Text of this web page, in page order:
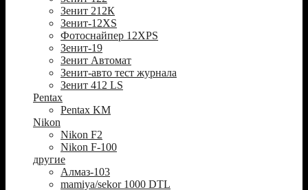
Зенит 212К
Зенит-12XS
Фотоснайпер 12XPS
Зенит-19
Зенит Автомат
Зенит-авто тест журнала
Зенит 412 LS
Pentax
Pentax KM
Nikon
Nikon F2
Nikon F-100
другие
Алмаз-103
mamiya/sekor 1000 DTL